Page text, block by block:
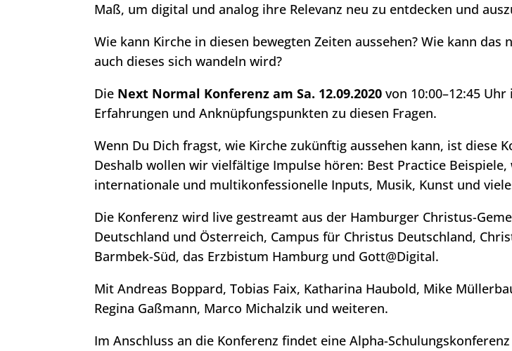
Maß, um digital und analog ihre Relevanz neu zu entdecken und
Wie kann Kirche in diesen bewegten Zeiten aussehen? Wie kann
auch dieses sich wandeln wird?
Die Next Normal Konferenz am Sa. 12.09.2020 von 10:00–12:45
Erfahrungen und Anknüpfungspunkten zu diesen Fragen.
Wenn Du Dich fragst, wie Kirche zukünftig aussehen kann, ist diese
Deshalb wollen wir vielfältige Impulse hören: Best Practice
internationale und multikonfessionelle Inputs, Musik, Kunst und
Die Konferenz wird live gestreamt aus der Hamburger Christus-
Deutschland und Österreich, Campus für Christus Deutschland,
Barmbek-Süd, das Erzbistum Hamburg und Gott@Digital.
Mit Andreas Boppard, Tobias Faix, Katharina Haubold, Mike
Regina Gaßmann, Marco Michalzik und weiteren.
Im Anschluss an die Konferenz findet eine Alpha-